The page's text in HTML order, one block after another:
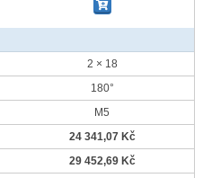
2 × 18
180°
M5
24 341,07 Kč
29 452,69 Kč